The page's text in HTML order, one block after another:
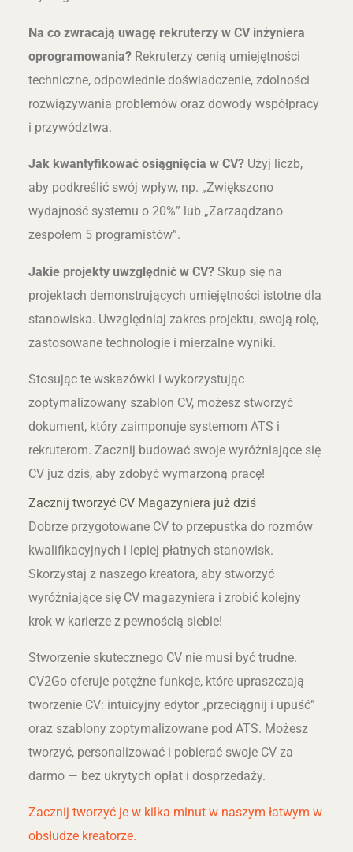
Na co zwracają uwagę rekruterzy w CV inżyniera
oprogramowania?Rekruterzy cenią umiejętności
techniczne, odpowiednie doświadczenie, zdolności
rozwiązywania problemów oraz dowody współpracy
i przywództwa.
Jak kwantyfikować osiągnięcia w CV?Użyj liczb,
aby podkreślić swój wpływ, np. „Zwiększono
wydajność systemu o 20%” lub „Zarzaądzano
zespołem 5 programistów”.
Jakie projekty uwzględnić w CV?Skup się na
projektach demonstrujących umiejętności istotne dla
stanowiska. Uwzględniaj zakres projektu, swoją rolę,
zastosowane technologie i mierzalne wyniki.
Stosując te wskazówki i wykorzystując
zoptymalizowany szablon CV, możesz stworzyć
dokument, który zaimponuje systemom ATS i
rekruterom. Zacznij budować swoje wyróżniające się
CV już dziś, aby zdobyć wymarzoną pracę!
Zacznij tworzyć CV Magazyniera już dziś
Dobrze przygotowane CV to przepustka do rozmów
kwalifikacyjnych i lepiej płatnych stanowisk.
Skorzystaj z naszego kreatora, aby stworzyć
wyróżniające się CV magazyniera i zrobić kolejny
krok w karierze z pewnością siebie!
Stworzenie skutecznego CV nie musi być trudne.
CV2Go oferuje potężne funkcje, które upraszczają
tworzenie CV: intuicyjny edytor „przeciągnij i upuść”
oraz szablony zoptymalizowane pod ATS. Możesz
tworzyć, personalizować i pobierać swoje CV za
darmo — bez ukrytych opłat i dosprzedaży.
Zacznij tworzyć je w kilka minut w naszym łatwym w
obsłudze kreatorze.